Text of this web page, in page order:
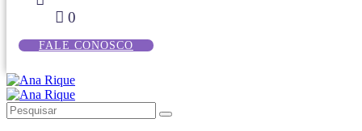
0
FALE CONOSCO